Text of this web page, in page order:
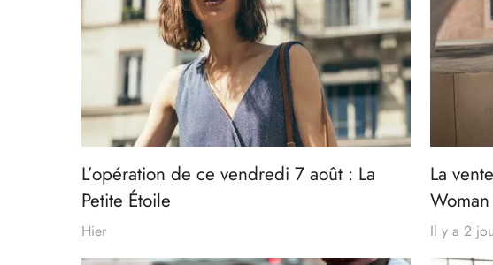
L’opération de ce vendredi 7 août : La
Petite Étoile
Hier
La
Woman
Il y a 2